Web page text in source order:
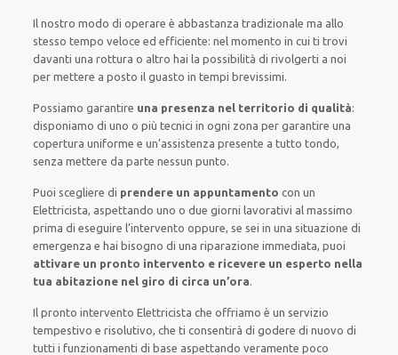
Il nostro modo di operare è abbastanza tradizionale ma allo
stesso tempo veloce ed efficiente: nel momento in cuiti trovi
davantiuna rottura o altro hai la possibilità di rivolgerti a noi
permettere a posto ilguasto in tempi brevissimi.
Possiamo garantire una presenza nel territorio di qualità:
disponiamo di uno o piùtecnici in ogni zona pergarantire una
coperturauniforme e un’assistenza presente atutto tondo,
senzamettere da partenessun punto.
Puoi scegliere di prendere un appuntamento con un
Elettricista, aspettandouno o due giorni lavorativi al massimo
prima dieseguire l’intervento oppure, se sei in una situazione di
emergenza e hai bisogno diuna riparazione immediata, puoi
attivare un pronto intervento e ricevere un esperto nella
tua abitazione nel giro di circa un’ora.
Il pronto intervento Elettricistache offriamo èun servizio
tempestivo e risolutivo, che ticonsentirà di godere di nuovodi
tutti i funzionamenti di base aspettando veramente poco